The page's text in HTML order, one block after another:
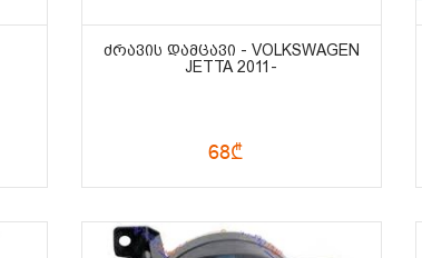
ᲫᲠᲐᲕᲘᲡ ᲓᲐᲛᲪᲐᲕᲘ - VOLKSWAGEN
JETTA 2011-
68₾